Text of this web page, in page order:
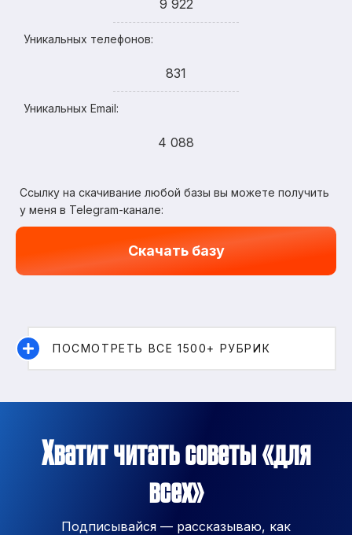
9 922
Уникальных телефонов:
831
Уникальных Email:
4 088
Ссылку на скачивание любой базы вы можете получить
у меня в Telegram-канале:
Скачать базу
ПОСМОТРЕТЬ ВСЕ 1500+ РУБРИК
Хватит читать советы «для
всех»
Подписывайся — рассказываю, как